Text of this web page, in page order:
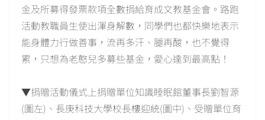
金及所募得發票款項全數捐給育成文教基金會。路跑
活動教職員生使出渾身解數，同學們也都快樂地表示
能身體力行做善事，流再多汗、腿再酸，也不覺得
累，只想為老憨兒多募些基金，愛心達到最高點！
▼捐贈活動儀式上捐贈單位知識睡眠館董事長劉智源
(圖左)、長庚科技大學校長樓迎統(圖中)、受贈單位育